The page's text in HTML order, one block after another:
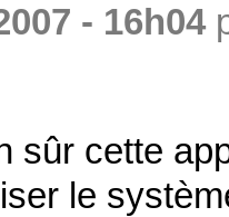
- 16h04
sûr cette
le